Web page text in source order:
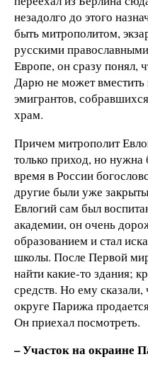
незадолго до этого
быть митрополитом,
русскими
Европе, он сразу понял,
Дарю не может
эмигрантов,
храм.
Причем митрополит
только приход, но нужна
время в России
другие были уже
Евлогий сам был
академии, он очень
образованием и стал
школы. После Первой
найти какие-то здания;
средств. Но ему сказали,
округе Парижа
Он приехал посмотреть.
– Участок на окраине